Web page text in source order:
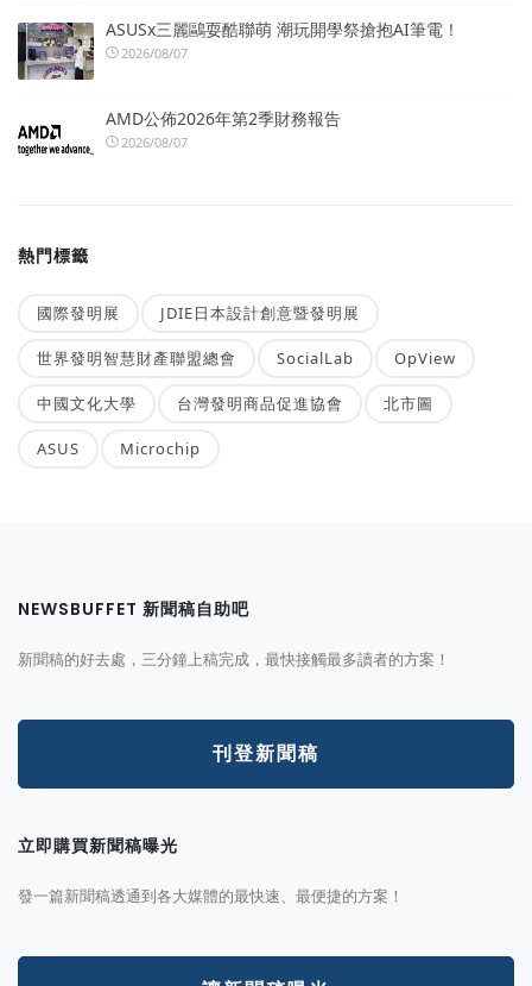
ASUSx三麗鷗耍酷聯萌 潮玩開學祭搶抱AI筆電！
2026/08/07
AMD公佈2026年第2季財務報告
2026/08/07
熱門標籤
國際發明展 JDIE日本設計創意暨發明展
世界發明智慧財產聯盟總會 SocialLab OpView
中國文化大學 台灣發明商品促進協會 北市圖
ASUS Microchip
NEWSBUFFET 新聞稿自助吧
新聞稿的好去處，三分鐘上稿完成，最快接觸最多讀者的方案！
刊登新聞稿
立即購買新聞稿曝光
發一篇新聞稿透通到各大媒體的最快速、最便捷的方案！